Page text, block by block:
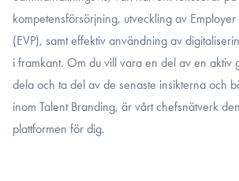
kompetensförsörjning, utveckling av Employer
(EVP), samt effektiv användning av
i framkant. Om du vill vara en del av en aktiv
dela och ta del av de senaste insikterna och
inom Talent Branding, är vårt chefsnätverk
plattformen för dig.